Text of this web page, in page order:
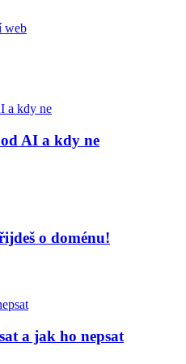
web
AI a kdy ne
o doménu!
a jak ho nepsat